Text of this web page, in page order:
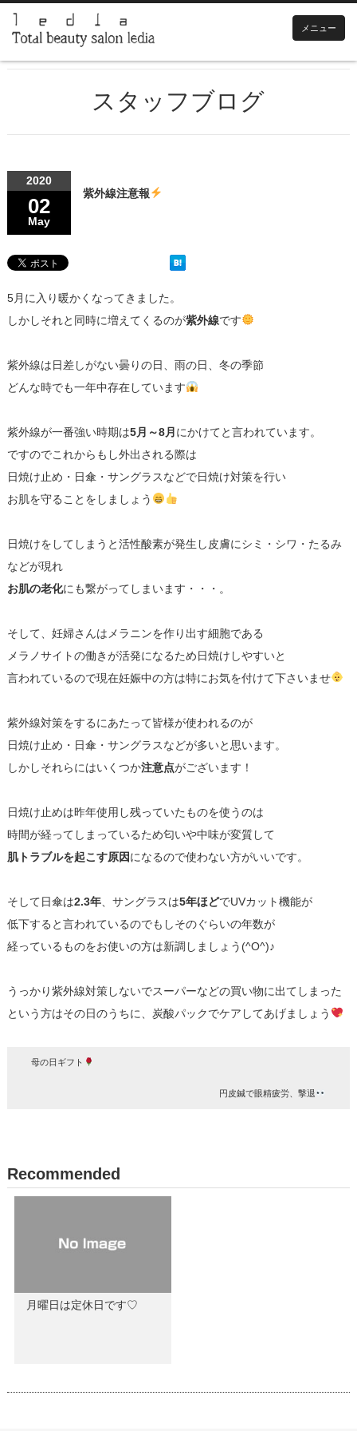
メニュー
スタッフブログ
2020
02
May
紫外線注意報
5月に入り暖かくなってきました。
しかしそれと同時に増えてくるのが紫外線です
紫外線は日差しがない曇りの日、雨の日、冬の季節
どんな時でも一年中存在しています
紫外線が一番強い時期は5月～8月 にかけてと言われています。
ですのでこれからもし外出される際は
日焼け止め・日傘・サングラスなどで日焼け対策を行い
お肌を守ることをしましょう
日焼けをしてしまうと活性酸素が発生し皮膚にシミ・シワ・たるみ
などが現れ
お肌の老化にも繋がってしまいます・・・。
そして、妊婦さんはメラニンを作り出す細胞である
メラノサイトの働きが活発になるため日焼けしやすいと
言われているので現在妊娠中の方は特にお気を付けて下さいませ
紫外線対策をするにあたって皆様が使われるのが
日焼け止め・日傘・サングラスなどが多いと思います。
しかしそれらにはいくつか注意点がございます！
日焼け止めは昨年使用し残っていたものを使うのは
時間が経ってしまっているため匂いや中味が変質して
肌トラブルを起こす原因になるので使わない方がいいです。
そして日傘は2.3年、サングラスは5年ほどでUVカット機能が
低下すると言われているのでもしそのぐらいの年数が
経っているものをお使いの方は新調しましょう(^O^)♪
うっかり紫外線対策しないでスーパーなどの買い物に出てしまった
という方はその日のうちに、炭酸パックでケアしてあげましょう
母の日ギフト
円皮鍼で眼精疲労、撃退
Recommended
月曜日は定休日です♡